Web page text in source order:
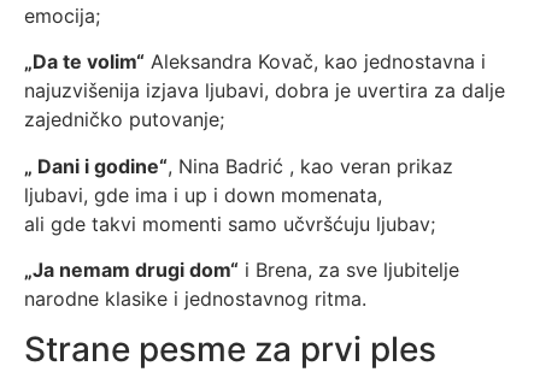
emocija;
„Da te volim“ Aleksandra Kovač, kao jednostavna i
najuzvišenija izjava ljubavi, dobra je uvertira za dalje
zajedničko putovanje;
„ Dani i godine“, Nina Badrić , kao veran prikaz
ljubavi, gde ima i up i down momenata,
ali gde takvi momenti samo učvršćuju ljubav;
„Ja nemam drugi dom“ i Brena, za sve ljubitelje
narodne klasike i jednostavnog ritma.
Strane pesme za prvi ples